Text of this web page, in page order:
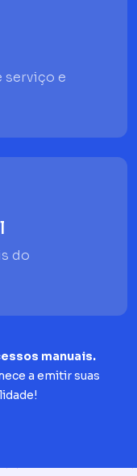
serviço e
do
manuais.
a emitir suas